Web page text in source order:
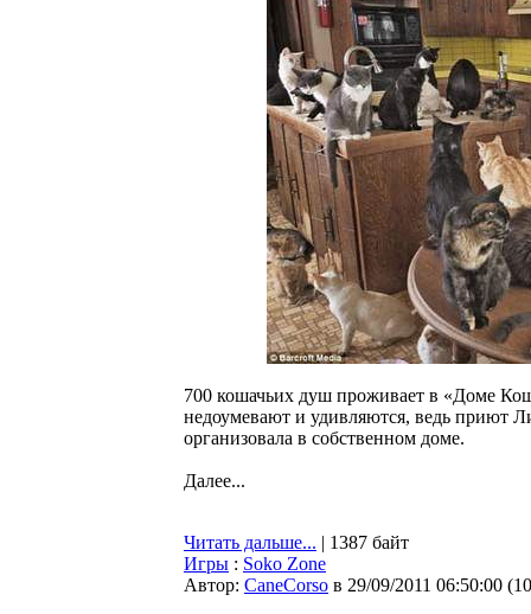
700 кошачьих душ проживает в «Доме
недоумевают и удивляются, ведь приют
организовала в собственном доме.
Далее...
Читать дальше... | 1387 байт
Игры : Soko Zone
Автор: CaneCorso в 29/09/2011 06:50:00 (